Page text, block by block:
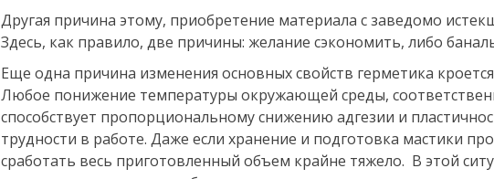
Другая причина этому, приобретение материала с заведомо
Здесь, как правило, две причины: желание сэкономить, либо
Еще одна причина изменения основных свойств герметика
Любое понижение температуры окружающей среды,
способствует пропорциональному снижению адгезии и
трудности в работе. Даже если хранение и подготовка мастики
сработать весь приготовленный объем крайне тяжело. В этой